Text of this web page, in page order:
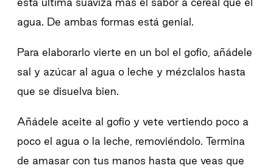
agua. De ambas formas está genial.
Para elaborarlo vierte en un bol el gofio, añádele
sal y azúcar al agua o leche y mézclalos hasta
que se disuelva bien.
Añádele aceite al gofio y vete vertiendo poco a
poco el agua o la leche, removiéndolo. Termina
de amasar con tus manos hasta que veas que